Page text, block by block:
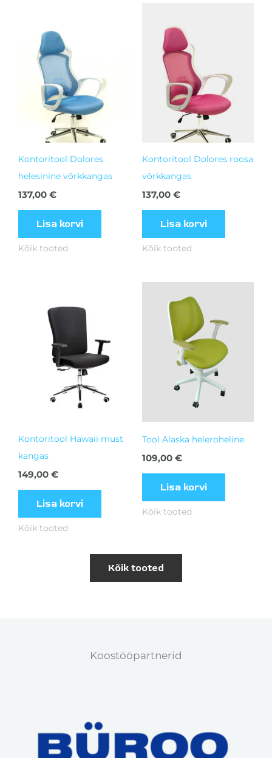
Kontoritool Dolores
helesinine võrkkangas
137,00 €
Lisa korvi
Kõik tooted
Kontoritool Dolores roosa
võrkkangas
137,00 €
Lisa korvi
Kõik tooted
Kontoritool Hawaii must
kangas
149,00 €
Lisa korvi
Kõik tooted
Tool Alaska heleroheline
109,00 €
Lisa korvi
Kõik tooted
Kõik tooted
Koostööpartnerid